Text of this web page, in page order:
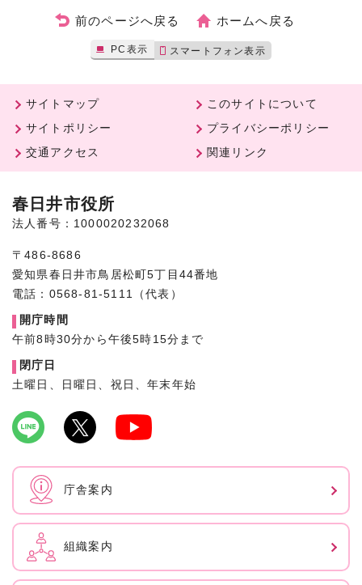
前のページへ戻る ホームへ戻る
PC表示 スマートフォン表示
サイトマップ
このサイトについて
サイトポリシー
プライバシーポリシー
交通アクセス
関連リンク
春日井市役所
法人番号：1000020232068
〒486-8686
愛知県春日井市鳥居松町5丁目44番地
電話：0568-81-5111（代表）
開庁時間
午前8時30分から午後5時15分まで
閉庁日
土曜日、日曜日、祝日、年末年始
庁舎案内
組織案内